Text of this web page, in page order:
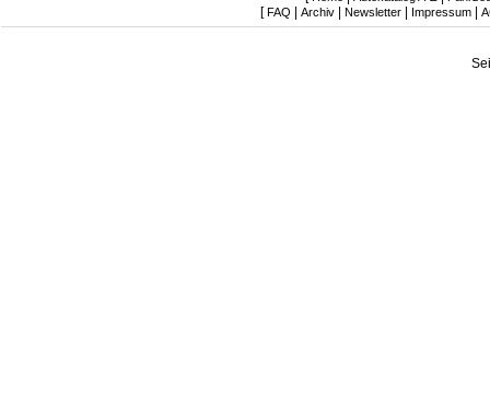
[ FAQ Archiv Newsletter Impressum